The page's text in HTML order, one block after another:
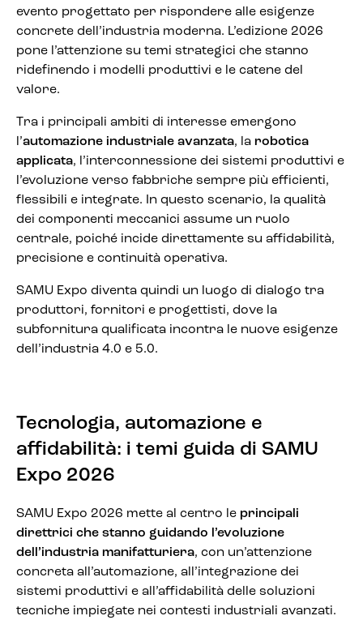
evento progettato per rispondere alle esigenze
concrete dell’industria moderna. L’edizione 2026
pone l’attenzione su temi strategici che stanno
ridefinendo i modelli produttivi e le catene del
valore.
Tra i principali ambiti di interesse emergono
l’automazione industriale avanzata, la robotica
applicata, l’interconnessione dei sistemi produttivi e
l’evoluzione verso fabbriche sempre più efficienti,
flessibili e integrate. In questo scenario, la qualità
dei componenti meccanici assume un ruolo
centrale, poiché incide direttamente su affidabilità,
precisione e continuità operativa.
SAMU Expo diventa quindi un luogo di dialogo tra
produttori, fornitori e progettisti, dove la
subfornitura qualificata incontra le nuove esigenze
dell’industria 4.0 e 5.0.
Tecnologia, automazione e
affidabilità: i temi guida di SAMU
Expo 2026
SAMU Expo 2026 mette al centro le principali
direttrici che stanno guidando l’evoluzione
dell’industria manifatturiera, con un’attenzione
concreta all’automazione, all’integrazione dei
sistemi produttivi e all’affidabilità delle soluzioni
tecniche impiegate nei contesti industriali avanzati.